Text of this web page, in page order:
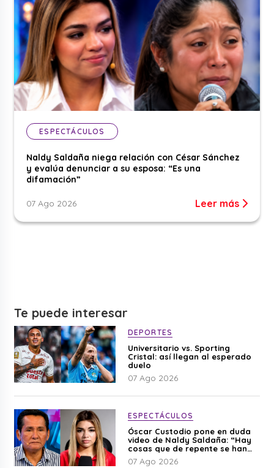
ESPECTÁCULOS
Naldy Saldaña niega relación con César Sánchez
y evalúa denunciar a su esposa: “Es una
difamación”
07 Ago 2026 Leer más
Te puede interesar
DEPORTES
Universitario vs. Sporting
Cristal: así llegan al esperado
duelo
07 Ago 2026
ESPECTÁCULOS
Óscar Custodio pone en duda
video de Naldy Saldaña: “Hay
cosas que de repente se han
editado”
07 Ago 2026